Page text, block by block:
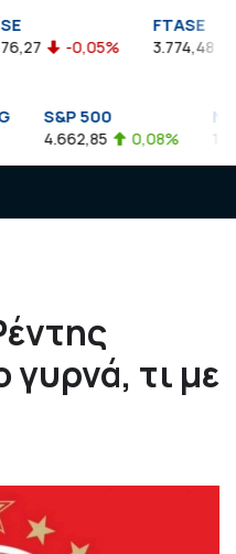
-0,05%
FTASE
3.774,48
S&P 500
4.662,85 0,08%
γυρνά, τι με